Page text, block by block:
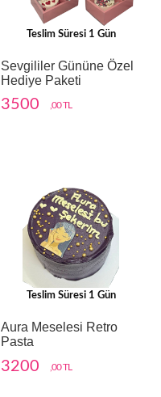
Teslim Süresi 1 Gün
Sevgililer Gününe Özel
Hediye Paketi
3500 ,00 TL
Teslim Süresi 1 Gün
Aura Meselesi Retro
Pasta
3200 ,00 TL